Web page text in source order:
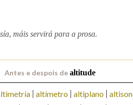
Pertence a
máis servirá para a prosa.
Antes e despois de altitude
altímetro altiplano